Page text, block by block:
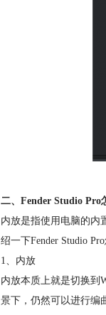
二、Fender Studio Pro
内放是指使用电脑的内
绍一下Fender Studio
1、内放
内放本质上就是切换到
景下，仍然可以进行编